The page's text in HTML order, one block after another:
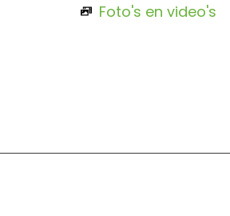
Foto's en video's